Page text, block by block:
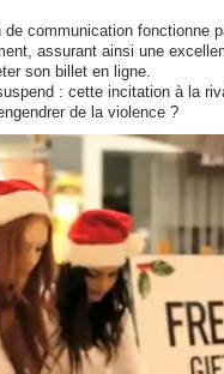
de communication fonctionne
assurant ainsi une
son billet en ligne.
: cette incitation à la
de la violence ?